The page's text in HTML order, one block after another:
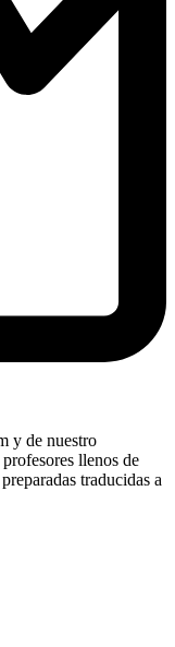
y de nuestro
llenos de
traducidas a